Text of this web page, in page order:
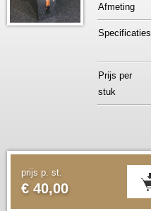
Afmeting
Specificaties
Prijs per
stuk
prijs p. st.
€ 40,00